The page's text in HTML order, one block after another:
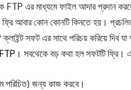
FTP এর মাধ্যমে ফাইল আদার প্রদান
আবার কোন কোনটি কিনতে হয়।
সফট এর সাথে পরিচয় করিয়ে দিব যা
। সবথেকে বড় কথা হল সফটটি ফ্রি।
পরিচিত) জন্য কাজ করবে।